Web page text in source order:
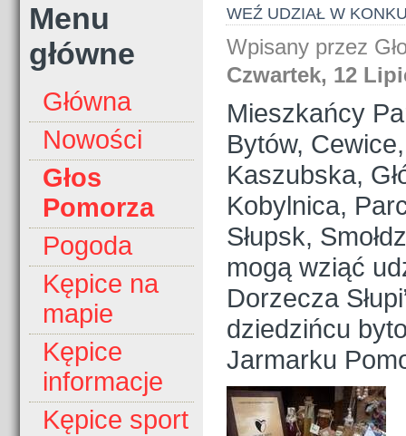
Menu
główne
Główna
Nowości
Głos
Pomorza
Pogoda
Kępice na
mapie
Kępice
informacje
Kępice sport
WEŹ UDZIAŁ W
Wpisany przez
Czwartek, 12
Mieszkańcy
Bytów,
Kaszubska,
Kobylnica,
Słupsk,
mogą wziąć
Dorzecza
dziedzińcu
Jarmarku